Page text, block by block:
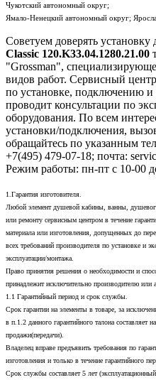
Чукотский автономный округ;
Ямало-Ненецкий автономный округ;
Советуем доверять установку
Classic 120.K33.04.1280.21.00
"Grossman",
видов работ. Сервисный
по установке, подключению и
проводит консультации по
оборудования. По всем
установки/подключения,
обращайтесь по указанным
+7(495) 479-07-18; почта:
Режим работы: пн-пт с 10-00
1.Гарантия изготовителя.
Любой элемент душевой кабины, ванны,
или ремонту сервисным центром в течение
материала или изготовления, допущенных до
всех требований производителя по установке и
эксплуатации/монтажа.
Право принятия решения о необходимости и
принадлежит исключительно производителю или
1.1 Гарантийный период и срок службы.
Срок гарантии на элементы в товаре, за
в п.1.2 данного гарантийного талона
продажи(передачи).
Владелец вправе предъявить требования по
изготовления и только в течение гарантийного
Срок службы составляет 5 лет